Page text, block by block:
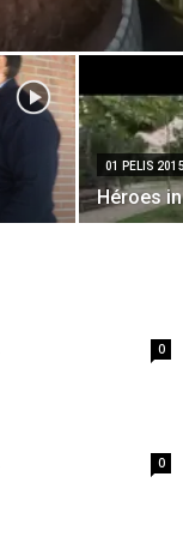
01 PELIS
Héroes
0
0